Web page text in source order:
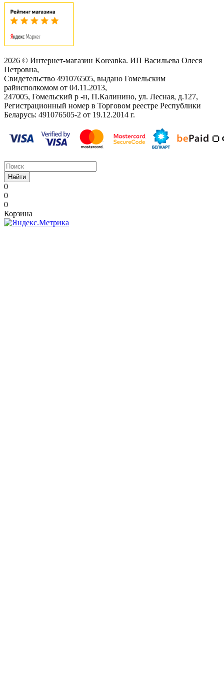
2026 © Интернет-магазин Koreanka. ИП Васильева Олеся
Петровна,
Свидетельство ‎491076505, выдано Гомельским
райисполкомом от 04.11.2013,
247005, Гомельский р -н, П.Калинино, ул. Лесная, д.127,
Регистрационный номер в Торговом реестре Республики
Беларусь: ‎491076505-2 от 19.12.2014 г.
Найти
0
0
0
Корзина